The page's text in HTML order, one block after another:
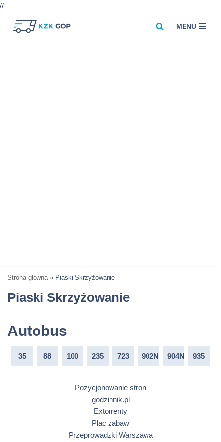
//
MENU
Strona główna » Piaski Skrzyżowanie
Piaski Skrzyżowanie
Autobus
35 88 100 235 723 902N 904N 935
Pozycjonowanie stron
godzinnik.pl
Extorrenty
Plac zabaw
Przeprowadzki Warszawa